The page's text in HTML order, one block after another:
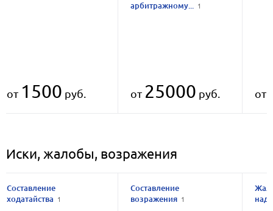
арбитражному...
1
от 1500 руб. от 25000 руб. от
Иски, жалобы, возражения
Составление
ходатайства
1
Составление
возражения 1